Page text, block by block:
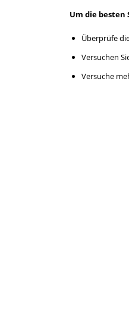
Um die
Überprüfe
Versuchen
Versuche